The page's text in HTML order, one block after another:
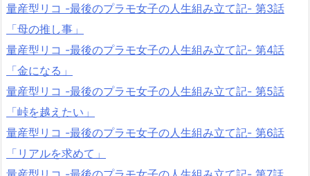
量産型リコ -最後のプラモ女子の人生組み立て記- 第3話
「母の推し事」
量産型リコ -最後のプラモ女子の人生組み立て記- 第4話
「金になる」
量産型リコ -最後のプラモ女子の人生組み立て記- 第5話
「峠を越えたい」
量産型リコ -最後のプラモ女子の人生組み立て記- 第6話
「リアルを求めて」